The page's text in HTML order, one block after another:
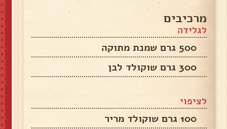
מרכיבים
לגלידה
500 גרם שמנת מתוקה
300 גרם שוקולד לבן
לציפוי
100 גרם שוקולד מריר